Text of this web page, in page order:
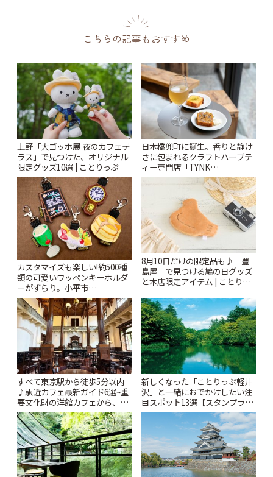
こちらの記事もおすすめ
上野「大ゴッホ展 夜のカフェテ
ラス」で見つけた、オリジナル
限定グッズ10選 | ことりっぷ
日本橋兜町に誕生。香りと静け
さに包まれるクラフトハーブテ
ィー専門店「TYNK
Kabutocho」 | ことりっぷ
カスタマイズも楽しい!約500種
類の可愛いワッペンキーホルダ
ーがずらり。小平市
「Kimamaya T&K」 | ことりっ
ぷ
8月10日だけの限定品も♪「豊
島屋」で見つける鳩の日グッズ
と本店限定アイテム | ことりっ
すべて東京駅から徒歩5分以内
♪駅近カフェ最新ガイド6選~重
要文化財の洋館カフェから、改
札すぐのレトロ喫茶まで~ | こと
りっぷ
新しくなった「ことりっぷ軽井
沢」と一緒におでかけしたい注
目スポット13選【スタンプラリ
ー開催中】 | ことりっぷ